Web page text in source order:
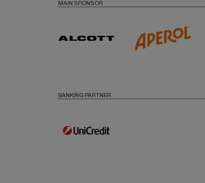
MAIN SPONSOR
BANKING PARTNER